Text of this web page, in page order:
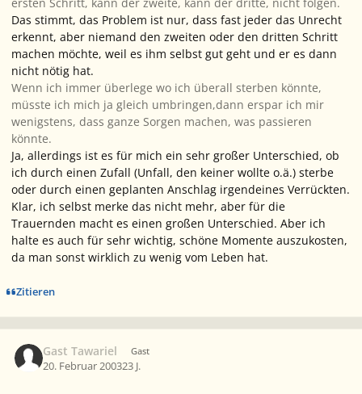
Das stimmt, das Problem ist nur, dass fast jeder das Unrecht
erkennt, aber niemand den zweiten oder den dritten Schritt
machen möchte, weil es ihm selbst gut geht und er es dann
nicht nötig hat.
Wenn ich immer überlege wo ich überall sterben könnte,
müsste ich mich ja gleich umbringen,dann erspar ich mir
wenigstens, dass ganze Sorgen machen, was passieren
könnte.
Ja, allerdings ist es für mich ein sehr großer Unterschied, ob
ich durch einen Zufall (Unfall, den keiner wollte o.ä.) sterbe
oder durch einen geplanten Anschlag irgendeines Verrückten.
Klar, ich selbst merke das nicht mehr, aber für die
Trauernden macht es einen großen Unterschied. Aber ich
halte es auch für sehr wichtig, schöne Momente auszukosten,
da man sonst wirklich zu wenig vom Leben hat.
Zitieren
Gast Tawariel Gast
20. Februar 200323 J.